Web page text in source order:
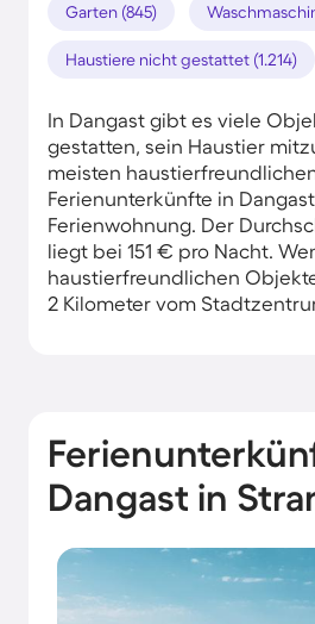
Garten (845)
Haustiere nicht gestattet (1.214)
In Dangast gibt es viele
gestatten, sein Haustier
meisten
Ferienunterkünfte in
Ferienwohnung. Der
liegt bei 151 € pro Nacht.
haustierfreundlichen
2 Kilometer vom
Dangast in